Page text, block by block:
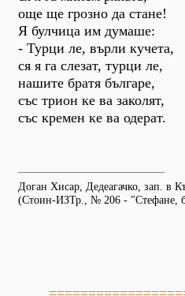
още ще грозно да стане!
Я булчица им думаше:
- Турци ле, върли кучета,
ся я га слезат, турци ле,
нашите братя българе,
със трион ке ва заколят,
със кремен ке ва одерат.
Доган Хисар, Дедеагачко, зап. в
(Стоин-ИЗТр., № 206 - "Стефане,